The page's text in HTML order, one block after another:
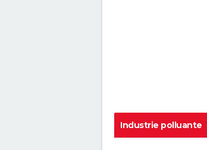
Industrie polluante